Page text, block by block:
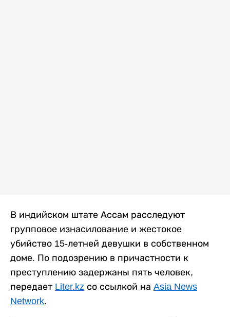
В индийском штате Ассам расследуют
групповое изнасилование и жестокое
убийство 15-летней девушки в собственном
доме. По подозрению в причастности к
преступлению задержаны пять человек,
передает Liter.kz со ссылкой на Asia News
Network.